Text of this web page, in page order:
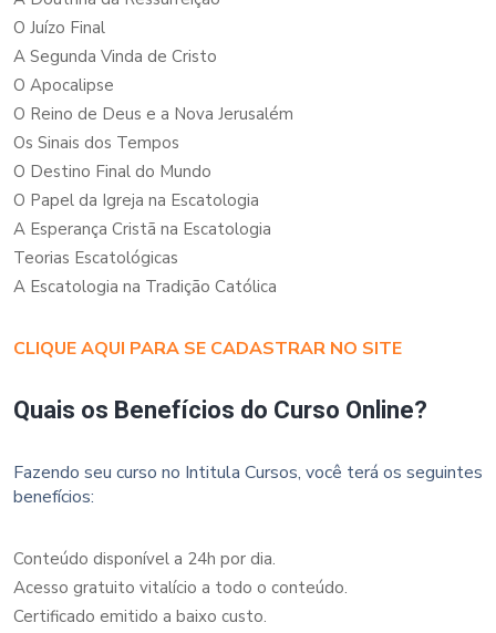
O Juízo Final
A Segunda Vinda de Cristo
O Apocalipse
O Reino de Deus e a Nova Jerusalém
Os Sinais dos Tempos
O Destino Final do Mundo
O Papel da Igreja na Escatologia
A Esperança Cristã na Escatologia
Teorias Escatológicas
A Escatologia na Tradição Católica
CLIQUE AQUI PARA SE CADASTRAR NO SITE
Quais os Benefícios do Curso Online?
Fazendo seu curso no Intitula Cursos, você terá os seguintes
benefícios:
Conteúdo disponível a 24h por dia.
Acesso gratuito vitalício a todo o conteúdo.
Certificado emitido a baixo custo.